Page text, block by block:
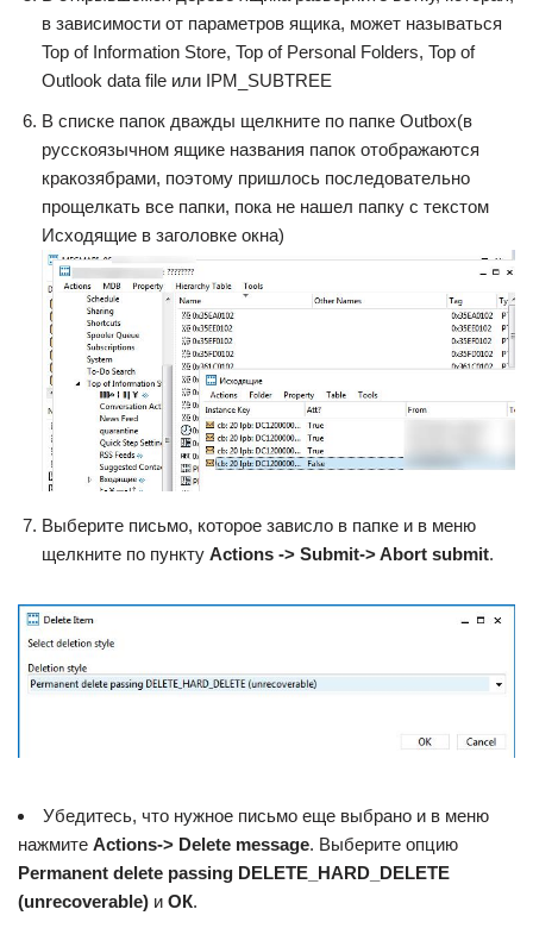
в зависимости от параметров ящика, может называться
Top of Information Store, Top of Personal Folders, Top of
Outlook data file или IPM_SUBTREE
В списке папок дважды щелкните по папке Outbox(в
русскоязычном ящике названия папок отображаются
кракозябрами, поэтому пришлось последовательно
прощелкать все папки, пока не нашел папку с текстом
Исходящие в заголовке окна)
Выберите письмо, которое зависло в папке и в меню
щелкните по пункту Actions -> Submit-> Abort submit.
Убедитесь, что нужное письмо еще выбрано и в меню
нажмите Actions-> Delete message. Выберите опцию
Permanent delete passing DELETE_HARD_DELETE
(unrecoverable) и ОК.